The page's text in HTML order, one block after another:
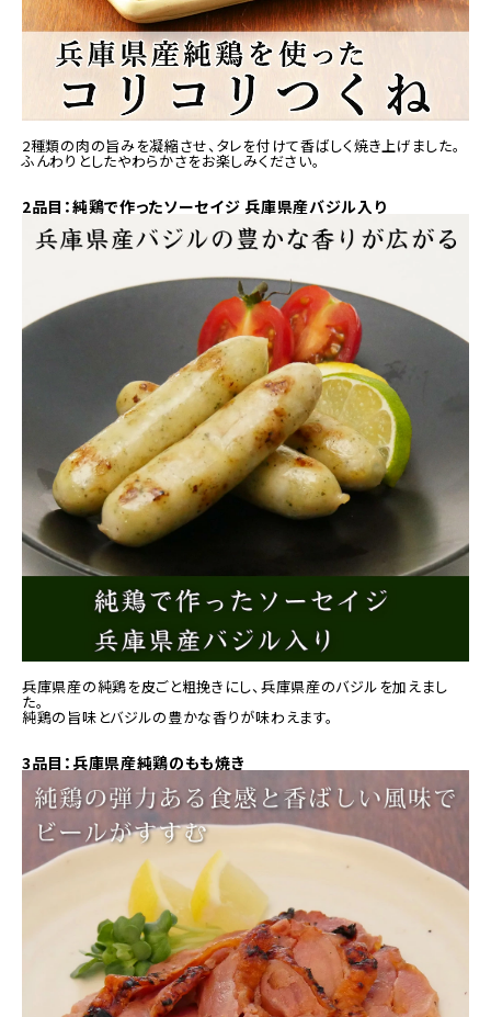
2種類の肉の旨みを凝縮させ、タレを付けて香ばしく焼き上げました。
ふんわりとしたやわらかさをお楽しみください。
2品目：純鶏で作ったソーセイジ 兵庫県産バジル入り
兵庫県産の純鶏を皮ごと粗挽きにし、兵庫県産のバジルを加えまし
た。
純鶏の旨味とバジルの豊かな香りが味わえます。
3品目：兵庫県産純鶏のもも焼き